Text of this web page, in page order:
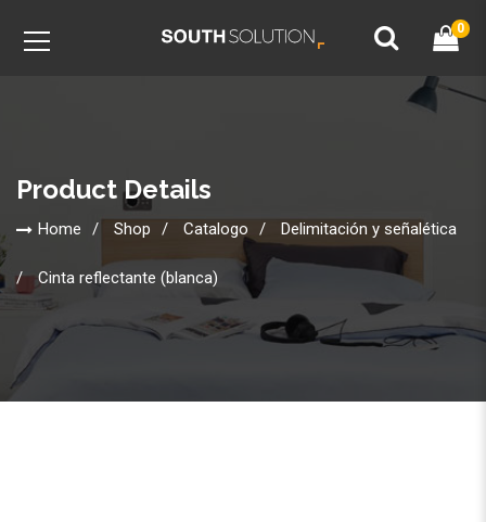
0
Product Details
Home Shop Catalogo Delimitación y señalética
Cinta reflectante (blanca)